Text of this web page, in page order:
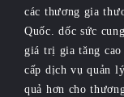
các thương gia
Quốc. dốc sức
giá trị gia tăng cao
cấp dịch vụ quản
quả hơn cho